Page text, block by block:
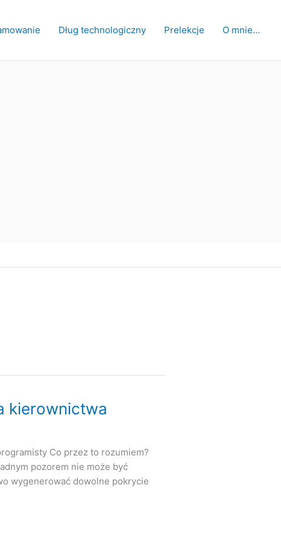
Dług technologiczny Prelekcje O mnie…
kierownictwa
Co przez to rozumiem?
pozorem nie może być
wygenerować dowolne pokrycie